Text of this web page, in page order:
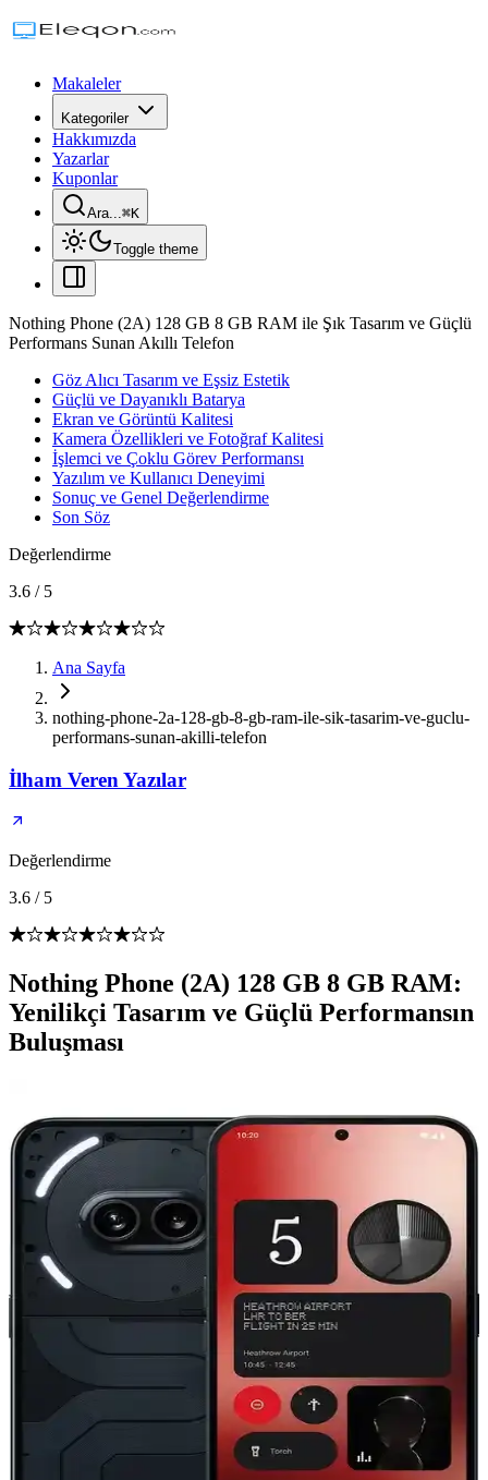
Makaleler
Kategoriler
Hakkımızda
Yazarlar
Kuponlar
Ara...⌘K
Toggle theme
Nothing Phone (2A) 128 GB 8 GB RAM ile Şık Tasarım ve Güçlü
Performans Sunan Akıllı Telefon
Göz Alıcı Tasarım ve Eşsiz Estetik
Güçlü ve Dayanıklı Batarya
Ekran ve Görüntü Kalitesi
Kamera Özellikleri ve Fotoğraf Kalitesi
İşlemci ve Çoklu Görev Performansı
Yazılım ve Kullanıcı Deneyimi
Sonuç ve Genel Değerlendirme
Son Söz
Değerlendirme
3.6 / 5
Ana Sayfa
nothing-phone-2a-128-gb-8-gb-ram-ile-sik-tasarim-ve-guclu-
performans-sunan-akilli-telefon
İlham Veren Yazılar
Değerlendirme
3.6 / 5
Nothing Phone (2A) 128 GB 8 GB RAM:
Yenilikçi Tasarım ve Güçlü Performansın
Buluşması